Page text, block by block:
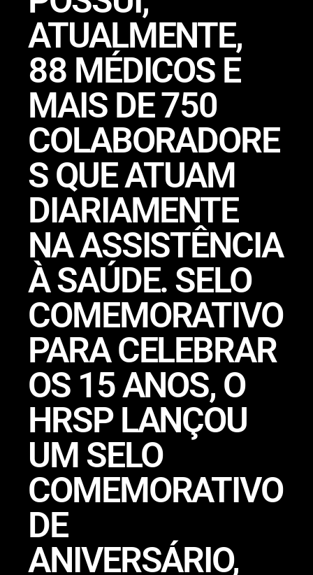
ATUALMENTE,
88 MÉDICOS E
MAIS DE 750
COLABORADORE
S QUE ATUAM
DIARIAMENTE
NA ASSISTÊNCIA
À SAÚDE. SELO
COMEMORATIVO
PARA CELEBRAR
OS 15 ANOS, O
HRSP LANÇOU
UM SELO
COMEMORATIVO
DE
ANIVERSÁRIO,